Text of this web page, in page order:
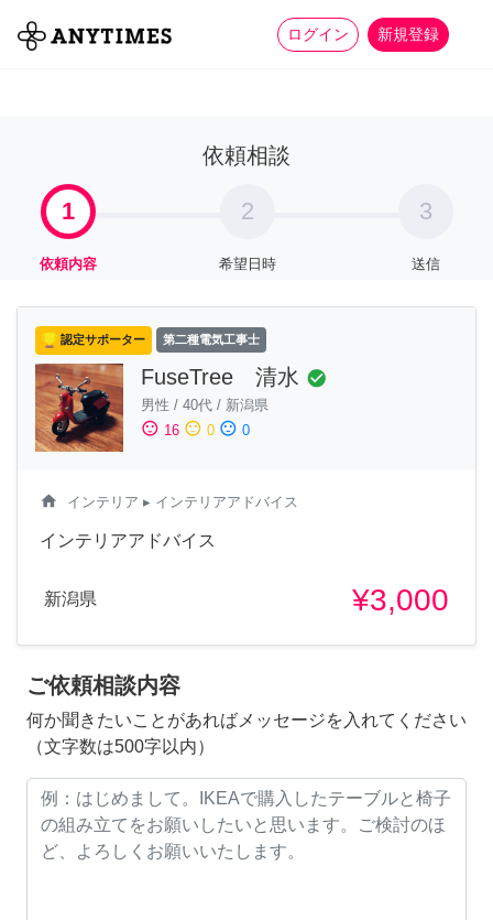
ログイン 新規登録
全て 家事 more_horiz
依頼相談
1
依頼内容
2
希望日時
3
送信
認定サポーター 第二種電気工事士
FuseTree 清水 check_circle
男性 / 40代 / 新潟県
sentiment_satisfied 16 sentiment_neutral 0 sentiment_dissatisfied 0
home インテリア ▸ インテリアアドバイス
インテリアアドバイス
新潟県 ¥3,000
ご依頼相談内容
何か聞きたいことがあればメッセージを入れてください
（文字数は500字以内）